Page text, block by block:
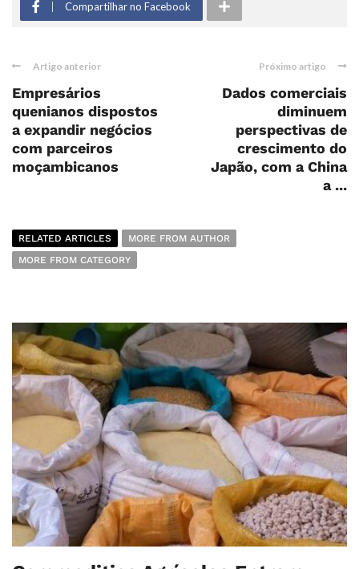
Compartilhar no Facebook
Artigo anterior
Empresários
quenianos dispostos
a expandir negócios
com parceiros
moçambicanos
Próximo artigo
Dados comerciais
diminuem
perspectivas de
crescimento do
Japão, com a China
a ...
RELATED ARTICLES
MORE FROM AUTHOR
MORE FROM CATEGORY